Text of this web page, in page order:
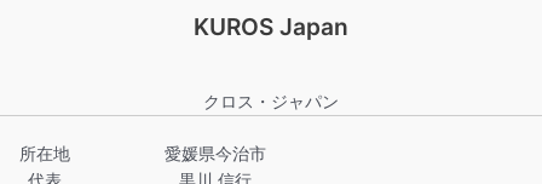
KUROS Japan
クロス・ジャパン
所在地
愛媛県今治市